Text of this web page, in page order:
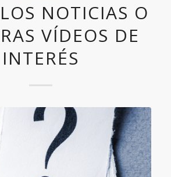
NOTICIAS O
VÍDEOS DE
INTERÉS